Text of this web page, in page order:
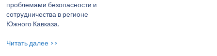
проблемами безопасности и
сотрудничества в регионе
Южного Кавказа.
Читать далее >>